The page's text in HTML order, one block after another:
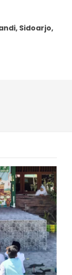
Sidoarjo,